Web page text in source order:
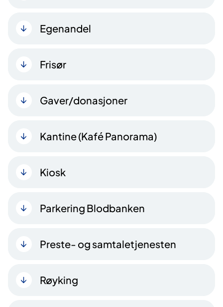
Egenandel
Frisør
Gaver/donasjoner
Kantine (Kafé Panorama)
Kiosk
Parkering Blodbanken
Preste- og samtaletjenesten
Røyking